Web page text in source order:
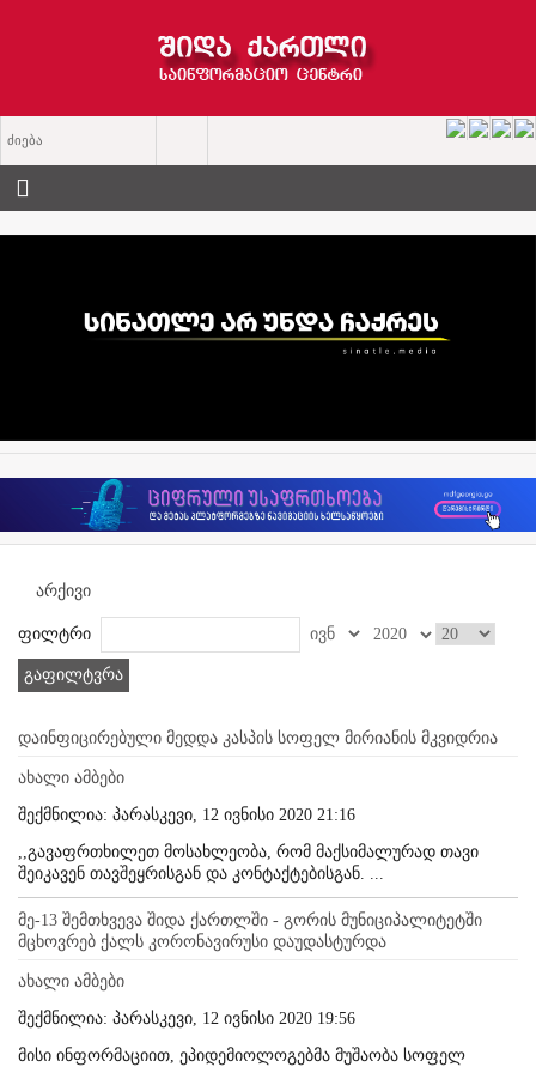
არქივი
ფილტრი
გაფილტვრა
დაინფიცირებული მედდა კასპის სოფელ მირიანის მკვიდრია
ახალი ამბები
შექმნილია: პარასკევი, 12 ივნისი 2020 21:16
,,გავაფრთხილეთ მოსახლეობა, რომ მაქსიმალურად თავი
შეიკავენ თავშეყრისგან და კონტაქტებისგან. ...
მე-13 შემთხვევა შიდა ქართლში - გორის მუნიციპალიტეტში
მცხოვრებ ქალს კორონავირუსი დაუდასტურდა
ახალი ამბები
შექმნილია: პარასკევი, 12 ივნისი 2020 19:56
მისი ინფორმაციით, ეპიდემიოლოგებმა მუშაობა სოფელ